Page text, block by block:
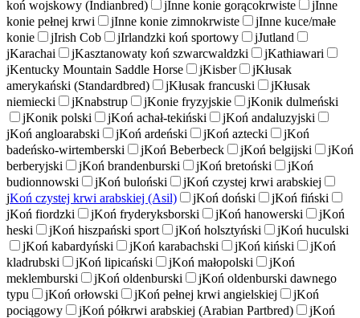
koń wojskowy (Indianbred) jInne konie gorącokrwiste jInne
konie pełnej krwi
jInne konie zimnokrwiste jInne kuce/małe
konie
jIrish Cob jIrlandzki koń sportowy jJutland
jKarachai jKasztanowaty koń szwarcwaldzki jKathiawari
jKentucky Mountain Saddle Horse jKisber jKłusak
amerykański (Standardbred)
jKłusak francuski jKłusak
niemiecki
jKnabstrup jKonie fryzyjskie jKonik dulmeński
jKonik polski jKoń achał-tekiński jKoń andaluzyjski
jKoń angloarabski jKoń ardeński jKoń aztecki jKoń
badeńsko-wirtemberski
jKoń Beberbeck jKoń belgijski jKoń
berberyjski
jKoń brandenburski jKoń bretoński jKoń
budionnowski
jKoń buloński jKoń czystej krwi arabskiej
jKoń czystej krwi arabskiej (Asil) jKoń doński jKoń fiński
jKoń fiordzki jKoń fryderyksborski jKoń hanowerski jKoń
heski
jKoń hiszpański sport jKoń holsztyński jKoń huculski
jKoń kabardyński jKoń karabachski jKoń kiński jKoń
kladrubski
jKoń lipicański jKoń małopolski jKoń
meklemburski
jKoń oldenburski jKoń oldenburski dawnego
typu
jKoń orłowski jKoń pełnej krwi angielskiej jKoń
pociągowy
jKoń półkrwi arabskiej (Arabian Partbred) jKoń